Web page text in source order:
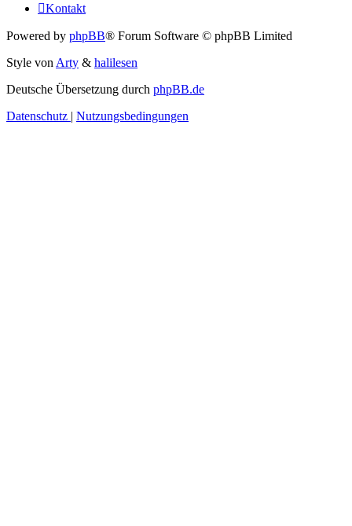
Kontakt
Powered by phpBB® Forum Software © phpBB Limited
Style von Arty & halilesen
Deutsche Übersetzung durch phpBB.de
Datenschutz | Nutzungsbedingungen